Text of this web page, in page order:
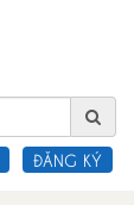
ĐĂNG KÝ